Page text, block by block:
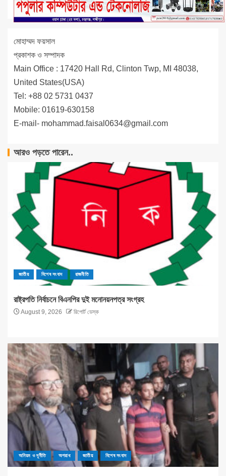
মোহাম্মদ ফয়সাল
প্রকাশক ও সম্পাদক
Main Office : 17420 Hall Rd, Clinton Twp, MI 48038,
United States(USA)
Tel: +88 02 5731 0437
Mobile: 01619-630158
E-mail- mohammad.faisal0634@gmail.com
আরও পড়তে পারেন..
জাতীয় বিশেষ সংবাদ রাজনীতি
রাষ্ট্রপতি নির্বাচনে বিএনপির দুই মনোনয়নপত্র সংগ্রহ
August 9, 2026 রিপোর্ট ডেস্ক
অনিয়ম ও দূর্নীতি অপরাধ জাতীয় বিশেষ সংবাদ